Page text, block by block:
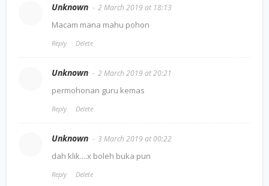
Unknown 2 March 2019 at 18:13
Macam mana mahu pohon
Reply Delete
Unknown 2 March 2019 at 20:21
permohonan guru kemas
Reply Delete
Unknown 3 March 2019 at 00:22
dah klik....x boleh buka pun
Reply Delete